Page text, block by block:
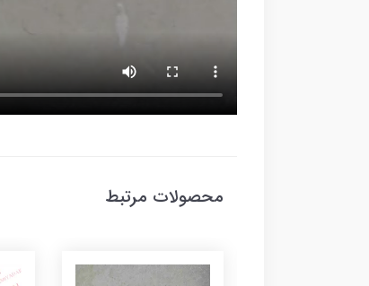
محصولات مرتبط